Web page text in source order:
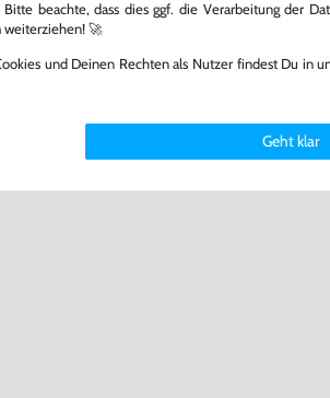
beachte, dass dies ggf. die Verarbeitung der
weiterziehen! 🚀
und Deinen Rechten als Nutzer findest Du in
Geht klar